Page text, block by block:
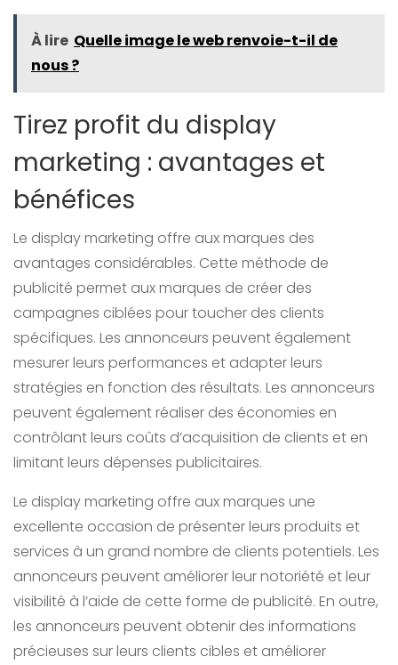
À lire Quelle image le web renvoie-t-il de
nous ?
Tirez profit du display
marketing : avantages et
bénéfices
Le display marketing offre aux marques des
avantages considérables. Cette méthode de
publicité permet aux marques de créer des
campagnes ciblées pour toucher des clients
spécifiques. Les annonceurs peuvent également
mesurer leurs performances et adapter leurs
stratégies en fonction des résultats. Les annonceurs
peuvent également réaliser des économies en
contrôlant leurs coûts d’acquisition de clients et en
limitant leurs dépenses publicitaires.
Le display marketing offre aux marques une
excellente occasion de présenter leurs produits et
services à un grand nombre de clients potentiels. Les
annonceurs peuvent améliorer leur notoriété et leur
visibilité à l’aide de cette forme de publicité. En outre,
les annonceurs peuvent obtenir des informations
précieuses sur leurs clients cibles et améliorer